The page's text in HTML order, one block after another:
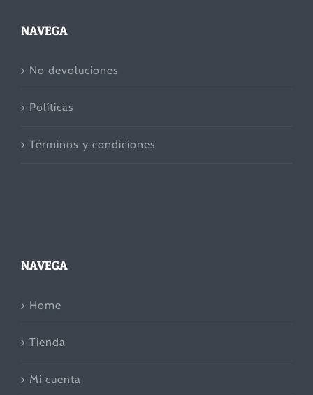
NAVEGA
No devoluciones
Políticas
Términos y condiciones
NAVEGA
Home
Tienda
Mi cuenta